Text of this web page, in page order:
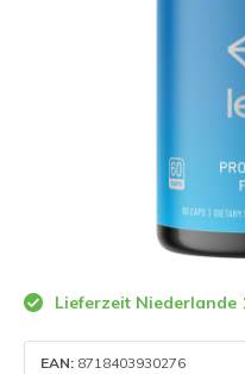
Lieferzeit Niederlande
EAN: 8718403930276